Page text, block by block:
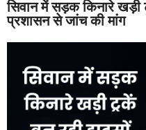
सिवान में सड़क किनारे खड़ी
प्रशासन से जांच की मांग